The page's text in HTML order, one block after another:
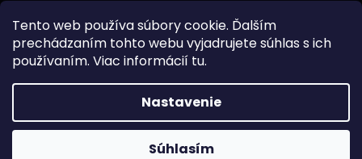
Tento web používa súbory cookie. Ďalším
prechádzaním tohto webu vyjadrujete súhlas s ich
používaním. Viac informácií tu.
Nastavenie
Súhlasím
Odoberať newsletter
Vložte svoj e-mail a my Vám budeme zasielať informácie
o nových produktoch na našom e-shope.
Email
Vložením e-mailu súhlasíte s
podmienkami ochrany